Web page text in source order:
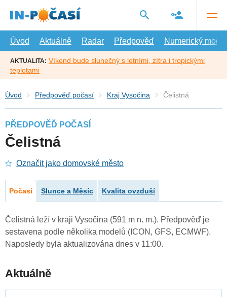
hlavní
Úvod
Aktuálně Radar Předpověď Numerický model
AKTUALITA: Víkend bude slunečný s letními, zítra i tropickými
teplotami
Úvod Předpověď počasí Kraj Vysočina Čelistná
PŘEDPOVĚĎ POČASÍ
Čelistná
Označit jako domovské město
Počasí Slunce a Měsíc Kvalita ovzduší
Čelistná leží v kraji Vysočina (591 m n. m.). Předpověď je
sestavena podle několika modelů (ICON, GFS, ECMWF).
Naposledy byla aktualizována dnes v 11:00.
Aktuálně